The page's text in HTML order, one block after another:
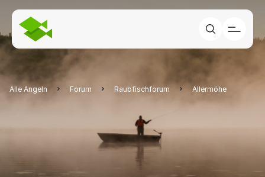
Alle Angeln Forum Raubfischforum Allermöhe